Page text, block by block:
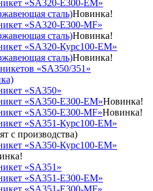
«SA320-Е300-EM»
сталь)Новинка!
«SA320-Е300-MF»
сталь)Новинка!
«SA320-Курс100-EM»
сталь)Новинка!
«SA350/351»
«SA350»
«SA350-Е300-EM»Новинка!
«SA350-Е300-MF»Новинка!
«SA351-Курс100-ЕМ»
с производства)
«SA350-Курс100-EM»
«SA351»
«SA351-Е300-ЕМ»
«SA351-Е300-MF»